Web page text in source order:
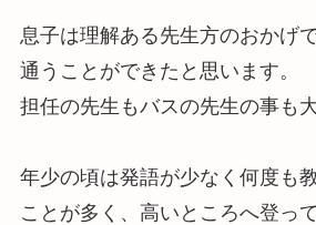
息子は理解ある先生方のおかげ
通うことができたと思います。
担任の先生もバスの先生の事も
年少の頃は発語が少なく何度も
ことが多く、高いところへ登っ